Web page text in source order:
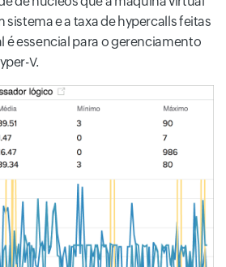
sistema e a taxa de hypercalls feitas
é essencial para o gerenciamento
V.